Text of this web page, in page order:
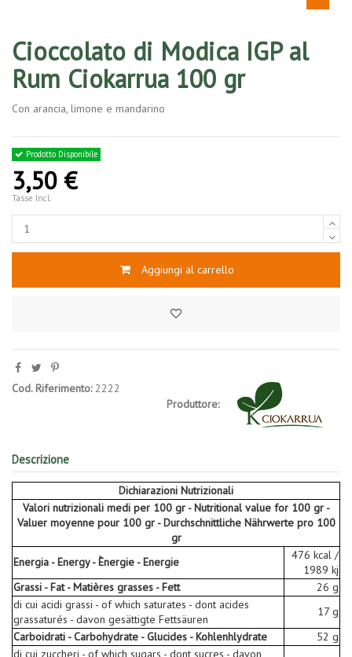
Cioccolato di Modica IGP al
Rum Ciokarrua 100 gr
Con arancia, limone e mandarino
Prodotto Disponibile
3,50 €
Tasse Incl.
Aggiungi al carrello
Produttore:
Cod. Riferimento: 2222
Descrizione
Dichiarazioni Nutrizionali
Valori nutrizionali medi per 100 gr - Nutritional value for 100 gr -
Valuer moyenne pour 100 gr - Durchschnittliche Nährwerte pro 100
gr
Energia - Energy - Ènergie - Energie
476 kcal /
1989 kj
Grassi - Fat - Matières grasses - Fett
26 g
di cui acidi grassi - of which saturates - dont acides
grassaturés - davon gesättigte Fettsäuren
17 g
Carboidrati - Carbohydrate - Glucides - Kohlenhlydrate
52 g
di cui zuccheri - of which sugars - dont sucres - davon